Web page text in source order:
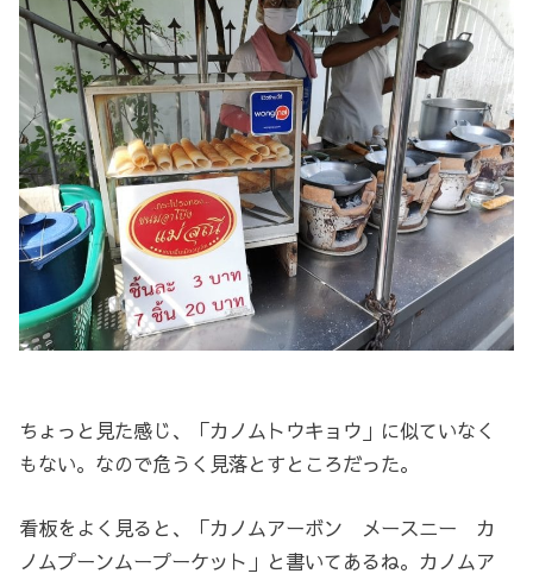
ちょっと見た感じ、「カノムトウキョウ」に似ていなく
もない。なので危うく見落とすところだった。
看板をよく見ると、「カノムアーボン メースニー カ
ノムプーンムープーケット」と書いてあるね。カノムア